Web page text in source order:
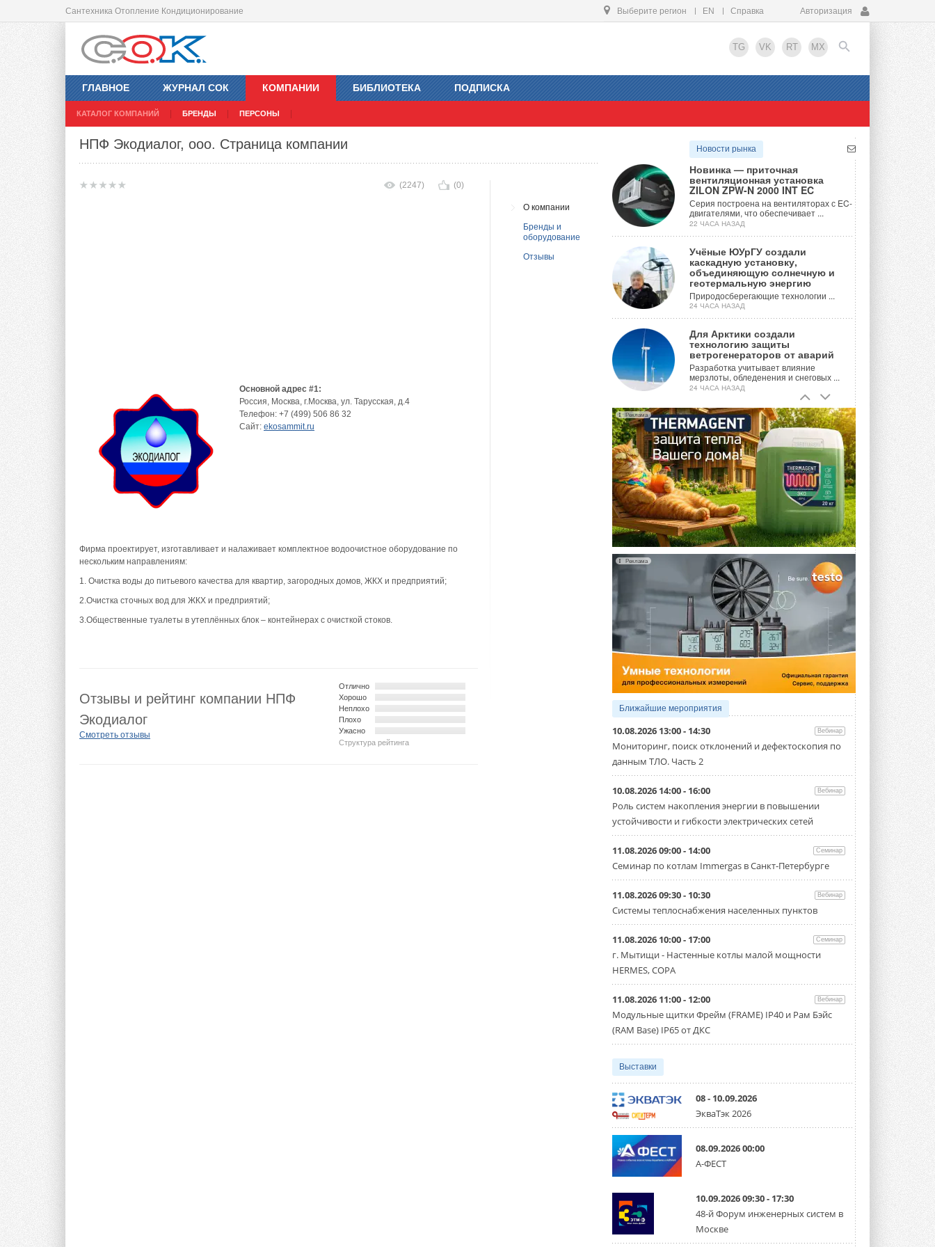
Сантехника Отопление Кондиционирование Выберите регион EN Справка Авторизация
TG VK RT MX
ГЛАВНОЕ ЖУРНАЛ СОК КОМПАНИИ
КАТАЛОГ КОМПАНИЙ БРЕНДЫ ПЕРСОНЫ
БИБЛИОТЕКА ПОДПИСКА
EN
НПФ Экодиалог, ооо. Страница компании
О компании
Бренды и
оборудование
Отзывы
(2247) (0)
Основной адрес #1:
Россия, Москва, г.Москва, ул. Тарусская, д.4
Телефон: +7 (499) 506 86 32
Сайт: ekosammit.ru
Фирма проектирует, изготавливает и налаживает комплектное водоочистное оборудование по
нескольким направлениям:
1. Очистка воды до питьевого качества для квартир, загородных домов, ЖКХ и предприятий;
2.Очистка сточных вод для ЖКХ и предприятий;
3.Общественные туалеты в утеплённых блок – контейнерах с очисткой стоков.
Структура рейтинга
Отлично
Хорошо
Неплохо
Плохо
Ужасно
Отзывы и рейтинг компании НПФ
Экодиалог
Смотреть отзывы
Новости рынка
Новинка — приточная
вентиляционная установка
ZILON ZPW-N 2000 INT EC
Серия построена на вентиляторах с EC-
двигателями, что обеспечивает ...
22 ЧАСА НАЗАД
Учёные ЮУрГУ создали
каскадную установку,
объединяющую солнечную и
геотермальную энергию
Природосберегающие технологии ...
24 ЧАСА НАЗАД
Для Арктики создали
технологию защиты
ветрогенераторов от аварий
Разработка учитывает влияние
мерзлоты, обледенения и снеговых ...
24 ЧАСА НАЗАД
Гибридный тепловой насос PV/T
с одним общим испарителем
Исследователи предложили
конструкцию двухисточникового ...
ВЧЕРА
21-й ежегодный форум
«ЦОД-2026»
Мероприятие пройдет 2-3 сентября в
отеле Radisson Slavyanskaya. Форум
посетит более двух тысяч участников ...
ВЧЕРА
Китайская Shenling представила
линейку тепловых насосов
«воздух-вода» на R290
Серия ThermaX R290 All-In-One
включает три модели ...
4 АВГУСТА 2026
Тепловые насосы в связке с
солнечной генерацией и
накопителем снижают
потребление на 60%
Исследователи из Италии установили ...
4 АВГУСТА 2026
«РУСКЛИМАТ Fest 2026» в Уфе
собрал свыше 700 профи
климатической отрасли
Организатором выступил торгово-
производственный холдинг ...
«Датарк» испытал модульный
ЦОД с плотностью 54 кВт на
стойку
Испытания прошли на собственной
производственной площадке и были ...
3 АВГУСТА 2026
Samsung выпускает VRF-
систему DVM на R32
производительностью от 22,4 до 56 кВт.
Суммарная длина трубопроводов ...
итоги конкурса студенческих
проектов «ТИМ-лидеры 2026»
Новый сезон конкурса «ТИМ-лидеры»
стартует уже в сентябре 2026 года ...
3 АВГУСТА 2026
партнёрство за Уралом
Президент Омского землячества в
Москве Михаил Тимошенко посетил
Омск с трёхдневным рабочим визитом ...
31 ИЮЛЯ 2026
Carrier модернизирует
флагманский чиллер AquaEdge
работающую на хладагенте R1234ze ...
31 ИЮЛЯ 2026
Mitsubishi расширяет
Реклама
Реклама
Ближайшие мероприятия
10.08.2026 13:00 - 14:30 Вебинар
Мониторинг, поиск отклонений и дефектоскопия по
данным ТЛО. Часть 2
10.08.2026 14:00 - 16:00 Вебинар
Роль систем накопления энергии в повышении
устойчивости и гибкости электрических сетей
11.08.2026 09:00 - 14:00 Семинар
Семинар по котлам Immergas в Санкт-Петербурге
11.08.2026 09:30 - 10:30 Вебинар
Системы теплоснабжения населенных пунктов
11.08.2026 10:00 - 17:00 Семинар
г. Мытищи - Настенные котлы малой мощности
HERMES, COPA
11.08.2026 11:00 - 12:00 Вебинар
Модульные щитки Фрейм (FRAME) IP40 и Рам Бэйс
(RAM Base) IP65 от ДКС
Выставки
08 - 10.09.2026
ЭкваТэк 2026
08.09.2026 00:00
А-ФЕСТ
10.09.2026 09:30 - 17:30
48-й Форум инженерных систем в
Москве